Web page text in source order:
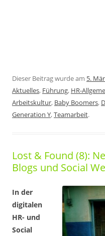
Dieser Beitrag wurde am 5.
Aktuelles, Führung, HR-
Arbeitskultur, Baby Boomers,
Generation Y,Teamarbeit.
Lost & Found (8):
Blogs und Social
In der
digitalen
HR- und
Social